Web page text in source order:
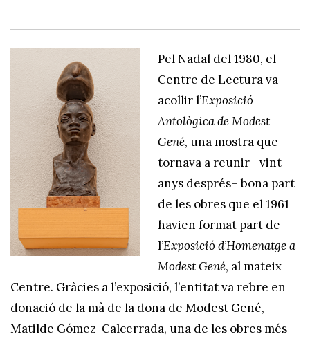
Pel Nadal del 1980, el
Centre de Lectura va
acollir l’Exposició
Antològica de Modest
Gené, una mostra que
tornava a reunir –vint
anys després– bona part
de les obres que el 1961
havien format part de
l’Exposició d’Homenatge a
Modest Gené, al mateix
Centre. Gràcies a l’exposició, l’entitat va rebre en
donació de la mà de la dona de Modest Gené,
Matilde Gómez-Calcerrada, una de les obres més